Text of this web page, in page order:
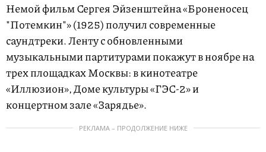
Немой фильм Сергея Эйзенштейна «Броненосец
"Потемкин"» (1925) получил современные
саундтреки. Ленту с обновленными
музыкальными партитурами покажут в ноябре на
трех площадках Москвы: в кинотеатре
«Иллюзион», Доме культуры «ГЭС-2» и
концертном зале «Зарядье».
РЕКЛАМА – ПРОДОЛЖЕНИЕ НИЖЕ